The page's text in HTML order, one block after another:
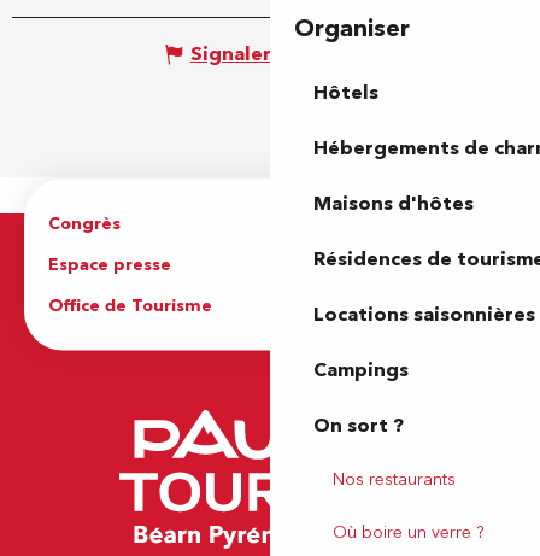
Organiser
Hôtels
Hébergements de
Maisons d'hôtes
Résidences de
Locations saisonnières
Campings
On sort ?
Nos restaurants
Où boire un verre ?
Signaler une erreur
Congrès
Espace presse
Brochures
Office de Tourisme